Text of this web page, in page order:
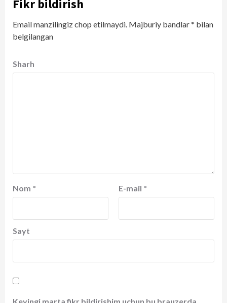
Fikr bildirish
Email manzilingiz chop etilmaydi. Majburiy bandlar* bilan
belgilangan
Sharh
Nom * E-mail *
Sayt